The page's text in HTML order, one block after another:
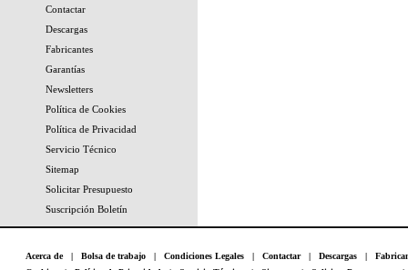
Contactar
Descargas
Fabricantes
Garantías
Newsletters
Política de Cookies
Política de Privacidad
Servicio Técnico
Sitemap
Solicitar Presupuesto
Suscripción Boletín
Acerca de| Bolsa de trabajo | Condiciones Legales | Contactar| Descargas |